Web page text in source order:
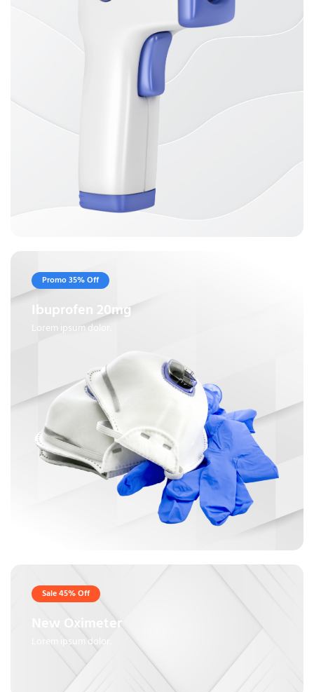
Promo 35% Off
Ibuprofen 20mg
Lorem ipsum dolor.
Sale 45% Off
New Oximeter
Lorem ipsum dolor.